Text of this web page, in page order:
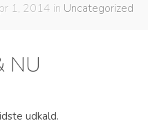
1, 2014 in Uncategorized
NU
udkald.